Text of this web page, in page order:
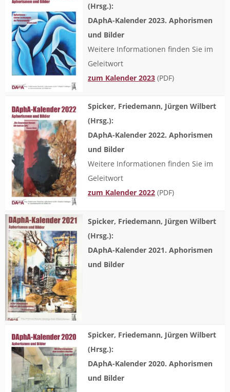
(Hrsg.):
DAphA-Kalender 2023. Aphorismen
und Bilder
Weitere Informationen finden Sie im
Geleitwort
zum Kalender 2023 (PDF)
Spicker, Friedemann, Jürgen Wilbert
(Hrsg.):
DAphA-Kalender 2022. Aphorismen
und Bilder
Weitere Informationen finden Sie im
Geleitwort
zum Kalender 2022 (PDF)
Spicker, Friedemann, Jürgen Wilbert
(Hrsg.):
DAphA-Kalender 2021. Aphorismen
und Bilder
Spicker, Friedemann, Jürgen Wilbert
(Hrsg.):
DAphA-Kalender 2020. Aphorismen
und Bilder